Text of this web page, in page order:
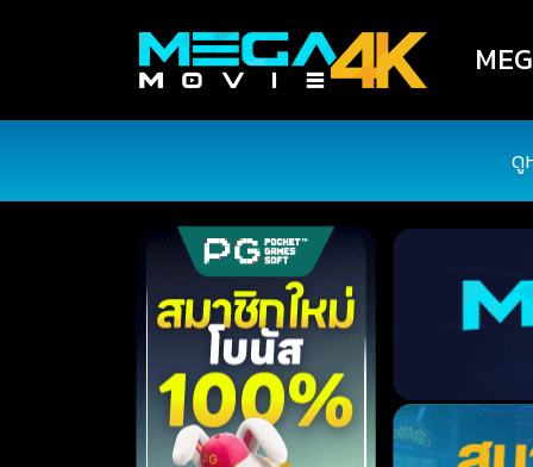
ดู